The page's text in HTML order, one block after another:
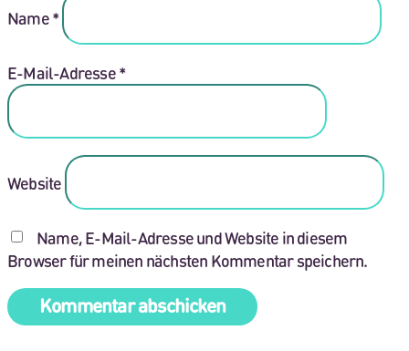
Name*
E-Mail-Adresse*
Website
Name, E-Mail-Adresse und Website in diesem
Browser für meinen nächsten Kommentar speichern.